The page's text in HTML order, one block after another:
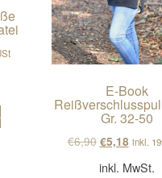
war: €6,90
ist: €5,18.
E-Book
Gr. 32-50
€6,90 €5,18 inkl.
inkl. MwSt.